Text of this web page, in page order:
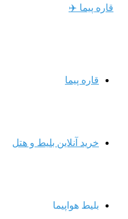
قاره پیما
خرید آنلاین بلیط و هتل
بلیط هواپیما